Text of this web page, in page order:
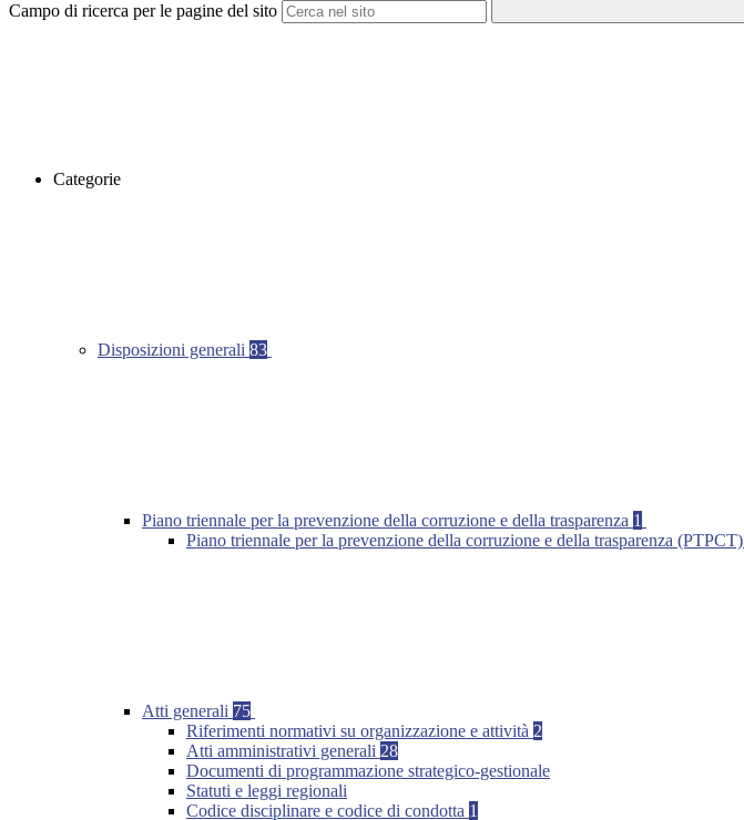
Campo di ricerca per le pagine del sito
Categorie
Disposizioni generali 83
Piano triennale per la prevenzione della corruzione e della trasparenza 1
Piano triennale per la prevenzione della corruzione e della trasparenza (PTPCT)
Atti generali 75
Riferimenti normativi su organizzazione e attività 2
Atti amministrativi generali 28
Documenti di programmazione strategico-gestionale
Statuti e leggi regionali
Codice disciplinare e codice di condotta 1